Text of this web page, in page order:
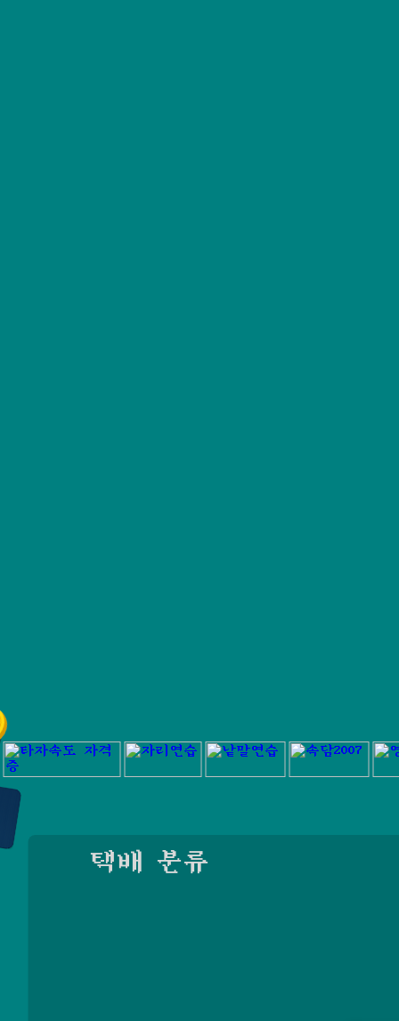
택배 분류